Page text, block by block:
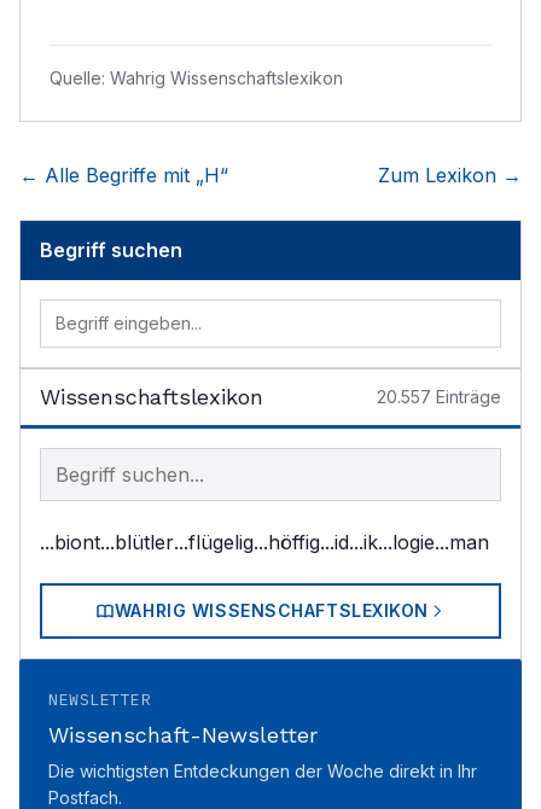
Quelle: Wahrig Wissenschaftslexikon
← Alle Begriffe mit „H“ Zum Lexikon →
Begriff suchen
Wissenschaftslexikon 20.557 Einträge
Begriff im Lexikon suchen
...biont...blütler...flügelig...höffig...id...ik...logie...man
WAHRIG WISSENSCHAFTSLEXIKON
NEWSLETTER
Wissenschaft-Newsletter
Die wichtigsten Entdeckungen der Woche direkt in Ihr
Postfach.